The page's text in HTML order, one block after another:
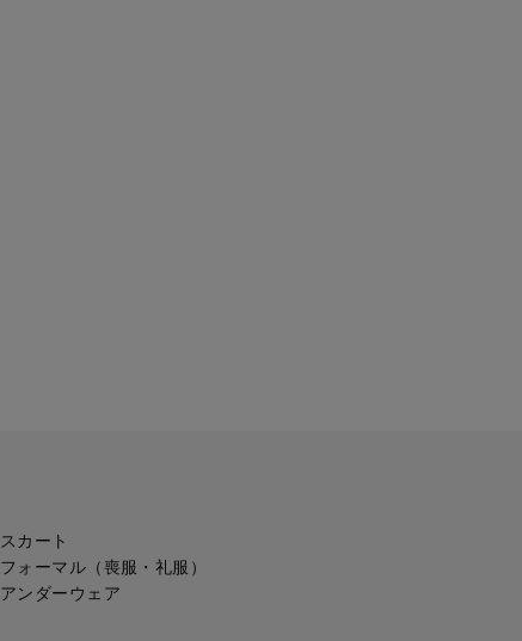
スカート
フォーマル（喪服・礼服）
アンダーウェア